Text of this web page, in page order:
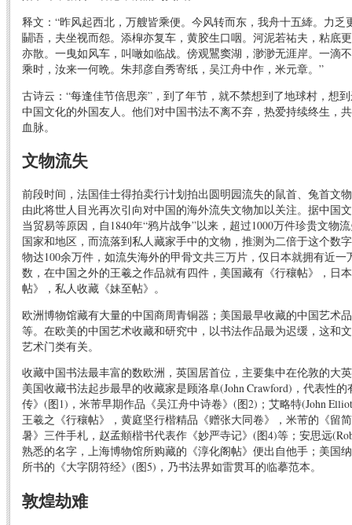
释文：“昨风起西北，万艘皆乘便。今风转而东，我舟十五縴。力乏
鬭语，夫坐视而怨。添槹亦复车，黄胶生口咽。河泥若祐夫，粘底
亦散。一曳如风车，叫噉如临战。傍观鸎窦湖，渺渺无涯岸。一滴
乘时，汝来一何晩。朱邦彦自秀寄纸，吴江舟中作，米元章。”
古诗云：“每逢佳节倍思亲”，到了年节，就不禁想到了地球村，想
中国文化的外国友人。他们对中国书法不离不弃，热爱持续终生，
血脉。
文物流失
前段时间，法国佳士得拍卖行计划拍出圆明园流失的鼠首、兔首文
由此将世人目光再次引向对中国的海外流失文物加以关注。据中国
当贸易等原因，自1840年“鸦片战争”以来，超过1000万件珍贵文物
国家和地区，而流落到私人藏家手中的文物，推测为二倍于这个数
物达100余万件，如流失海外的甲骨文共三万片，仅日本就拥有近
数，在中国之外的王羲之作品就有四件，美国藏有《行穰帖》，日
帖》，私人收藏《妹至帖》。
欧洲博物馆藏有大量的中国商周青铜器；美国最早收藏的中国艺术
等。在欧美的中国艺术收藏和研究中，以书法作品最为迟缓，这和
艺术门类有关。
收藏中国书法最丰富的数欧洲，英国居首位，主要集中在伦敦的大
美国收藏书法起步最早的收藏家是顾洛阜(John Crawford)，代表性
传》(图1)，米芾早期作品《吴江舟中诗卷》(图2)；艾略特(John
王羲之《行穰帖》，黄庭坚行楷精品《赠张大同卷》，米芾的《留
暑》三件手札，赵孟頫楷书代表作《妙严寺记》(图4)等；安思远
熟悉的名字，上海博物馆所购藏的《淳化阁帖》便出自他手；美国
所书的《大字阴符经》(图5)，乃书法界如雷贯耳的临摹范本。
敦煌劫难